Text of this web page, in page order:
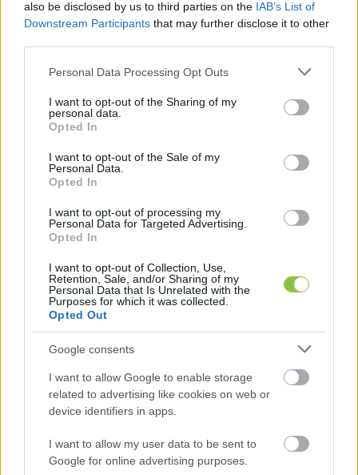
also be disclosed by us to third parties on the IAB’s List of
Downstream Participants that may further disclose it to other
Please note that this website/app uses one or more Google
not limited to your visit or usage behaviour. You may click to
grant or deny consent to Google and its third-party tags to
use your data for below specified purposes in below Google
consent section.
Personal Data Processing Opt Outs
I want to opt-out of the Sharing of my
personal data.
Opted In
I want to opt-out of the Sale of my
Personal Data.
Opted In
I want to opt-out of processing my
Personal Data for Targeted Advertising.
Opted In
I want to opt-out of Collection, Use,
Retention, Sale, and/or Sharing of my
Personal Data that Is Unrelated with the
Purposes for which it was collected.
Opted Out
Google consents
I want to allow Google to enable storage
related to advertising like cookies on web or
device identifiers in apps.
I want to allow my user data to be sent to
Google for online advertising purposes.
Jelentkezz be a KecsUP-ra!
Lépj be a beszélgetéshez és hogy jobban megismerjük
egymást.